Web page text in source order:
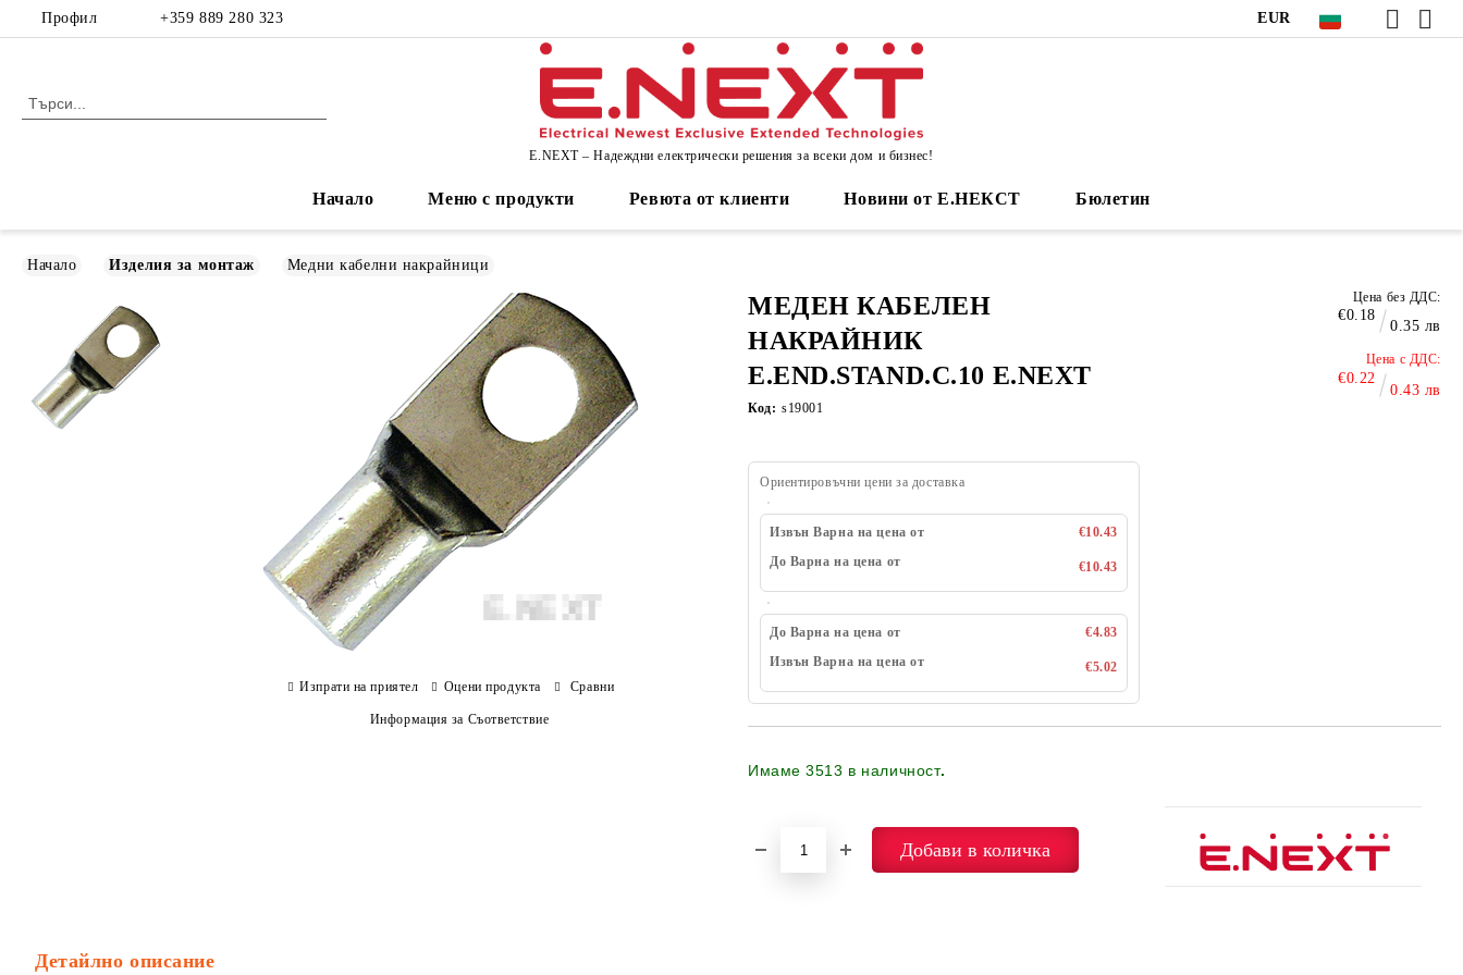
Профил +359 889 280 323 EUR
E.NEXT – Надеждни електрически решения за всеки дом и бизнес!
Начало Меню с продукти Ревюта от клиенти Новини от Е.НЕКСТ Бюлетин
Начало Изделия за монтаж Медни кабелни накрайници
МЕДЕН КАБЕЛЕН
НАКРАЙНИК
E.END.STAND.C.10 E.NEXT
Цена без ДДС:
€0.18
0.35 лв
Цена с ДДС:
€0.22
0.43 лв
Код: s19001
Ориентировъчни цени за доставка
Извън Варна на цена от
€10.43
До Варна на цена от
€10.43
До Варна на цена от
€4.83
Извън Варна на цена от
€5.02
Имаме3513 в наличност.
Изпрати на приятел Оцени продукта Сравни
Информация за Съответствие
Детайлно описание